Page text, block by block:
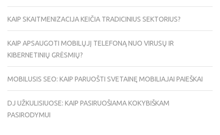
KAIP SKAITMENIZACIJA KEIČIA TRADICINIUS SEKTORIUS?
KAIP APSAUGOTI MOBILŲJĮ TELEFONĄ NUO VIRUSŲ IR
KIBERNETINIŲ GRĖSMIŲ?
MOBILUSIS SEO: KAIP PARUOŠTI SVETAINĘ MOBILIAJAI PAIEŠKAI
DJ UŽKULISIUOSE: KAIP PASIRUOŠIAMA KOKYBIŠKAM
PASIRODYMUI